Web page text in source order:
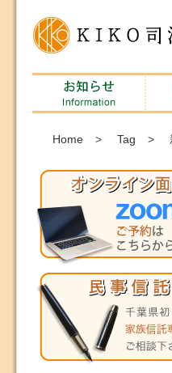
Home > Tag >